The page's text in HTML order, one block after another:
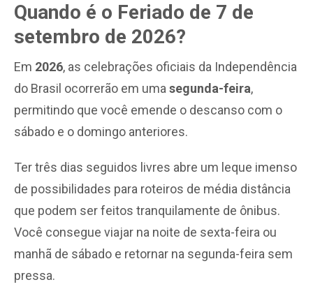
Quando é o Feriado de 7 de
setembro de 2026?
Em 2026, as celebrações oficiais da Independência
do Brasil ocorrerão em uma segunda-feira,
permitindo que você emende o descanso com o
sábado e o domingo anteriores.
Ter três dias seguidos livres abre um leque imenso
de possibilidades para roteiros de média distância
que podem ser feitos tranquilamente de ônibus.
Você consegue viajar na noite de sexta-feira ou
manhã de sábado e retornar na segunda-feira sem
pressa.